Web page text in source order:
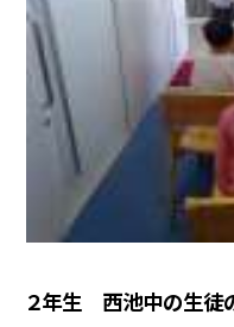
２年生 西池中の生徒